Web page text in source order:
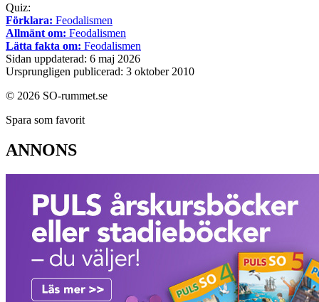
Quiz:
Förklara: Feodalismen
Allmänt om: Feodalismen
Lätta fakta om: Feodalismen
Sidan uppdaterad: 6 maj 2026
Ursprungligen publicerad: 3 oktober 2010
© 2026 SO-rummet.se
Spara som favorit
ANNONS